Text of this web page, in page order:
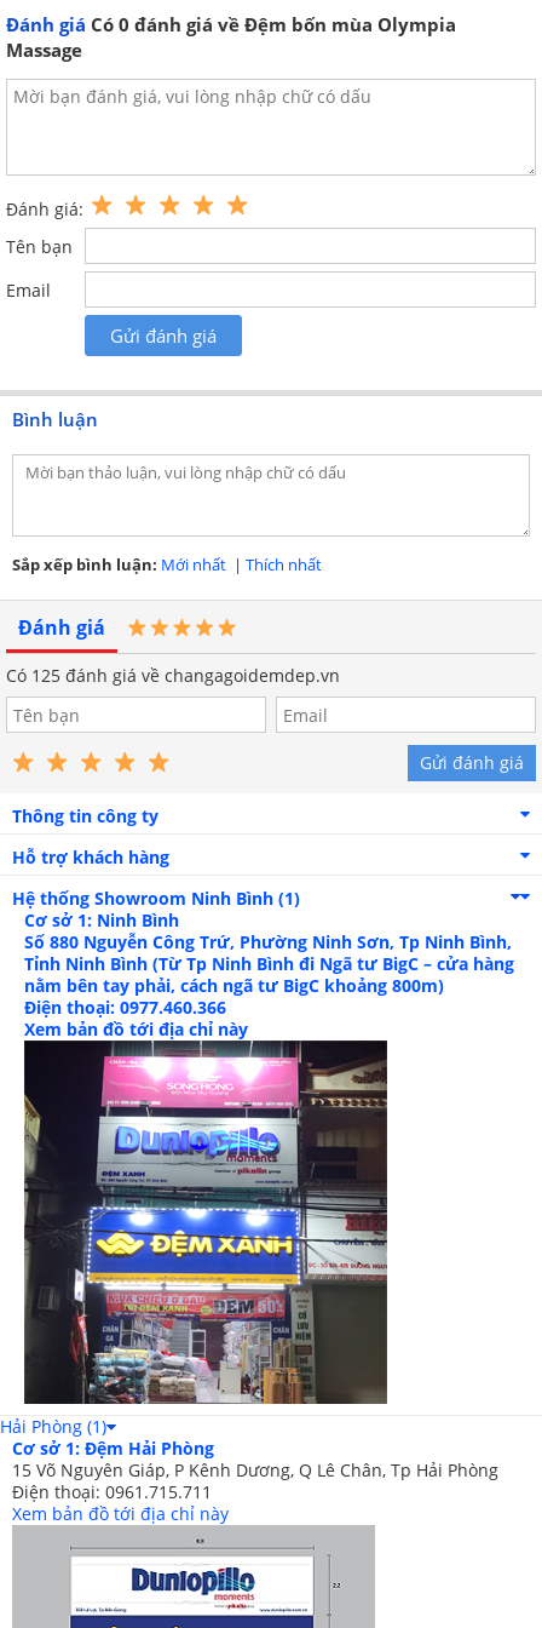
Vỏ áo bọc đệm thoáng mát, êm ái
Đệm đa dạng kích cỡ, màu sắc
Đánh giáCó0đánh giá về Đệm bốn mùa Olympia
Massage
Đánh giá:
Tên bạn
Gửi đánh giá
Bình luận
Sắp xếp bình luận: Mới nhất|
Đánh giá
Có125đánh giá về changagoidemdep.vn
Gửi đánh giá
Thông tin công ty
Hỗ trợ khách hàng
Hệ thống ShowroomNinh Bình (1)
Cơ sở 1: Ninh Bình
Số 880 Nguyễn Công Trứ, Phường Ninh Sơn, Tp Ninh Bình,
Tỉnh Ninh Bình (Từ Tp Ninh Bình đi Ngã tư BigC – cửa hàng
nằm bên tay phải, cách ngã tư BigC khoảng 800m)
Điện thoại: 0977.460.366
Xem bản đồ tới địa chỉ này
Hải Phòng (1)
Cơ sở 1: Đệm Hải Phòng
15 Võ Nguyên Giáp, P Kênh Dương, Q Lê Chân, Tp Hải Phòng
Điện thoại: 0961.715.711
Xem bản đồ tới địa chỉ này